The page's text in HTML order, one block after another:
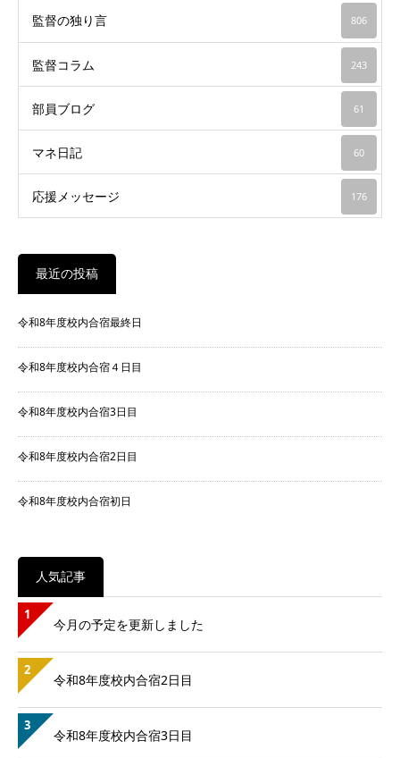
監督の独り言 806
監督コラム 243
部員ブログ 61
マネ日記 60
応援メッセージ 176
最近の投稿
令和8年度校内合宿最終日
令和8年度校内合宿４日目
令和8年度校内合宿3日目
令和8年度校内合宿2日目
令和8年度校内合宿初日
人気記事
1
今月の予定を更新しました
2
令和8年度校内合宿2日目
3
令和8年度校内合宿3日目